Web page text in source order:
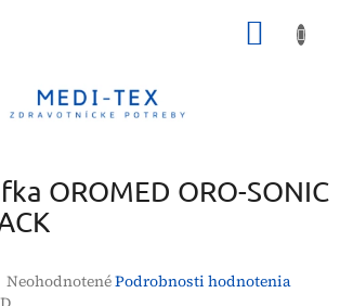
OROMED ORO-SONIC
Priemerné
hodnotenie
NeohodnotenéPodrobnosti hodnotenia